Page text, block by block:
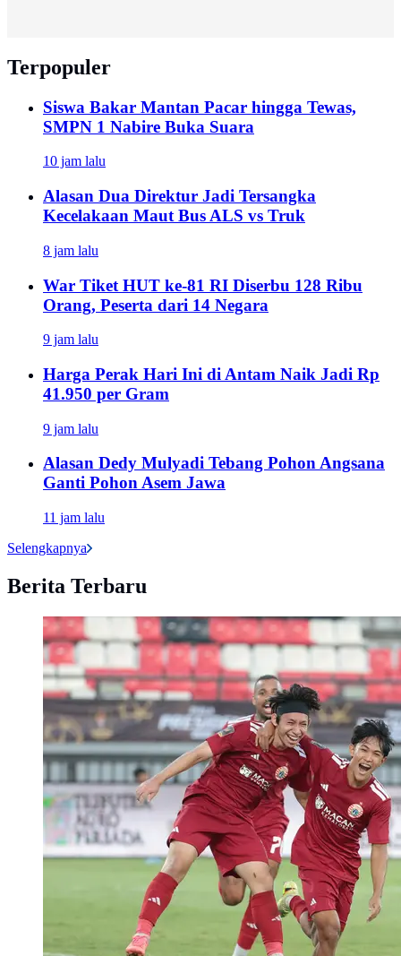
Terpopuler
Siswa Bakar Mantan Pacar hingga Tewas,
SMPN 1 Nabire Buka Suara
10 jam lalu
Alasan Dua Direktur Jadi Tersangka
Kecelakaan Maut Bus ALS vs Truk
8 jam lalu
War Tiket HUT ke-81 RI Diserbu 128 Ribu
Orang, Peserta dari 14 Negara
9 jam lalu
Harga Perak Hari Ini di Antam Naik Jadi Rp
41.950 per Gram
9 jam lalu
Alasan Dedy Mulyadi Tebang Pohon Angsana
Ganti Pohon Asem Jawa
11 jam lalu
Selengkapnya
Berita Terbaru